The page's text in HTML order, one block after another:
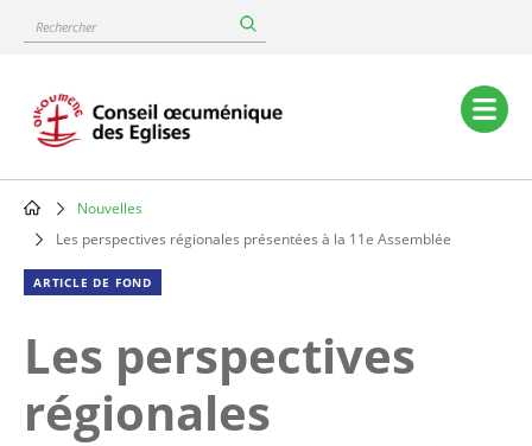
content
Rechercher
Main
navigation
Breadcrumb
Nouvelles
Les perspectives régionales présentées à la 11e Assemblée
ARTICLE DE FOND
Les perspectives
régionales